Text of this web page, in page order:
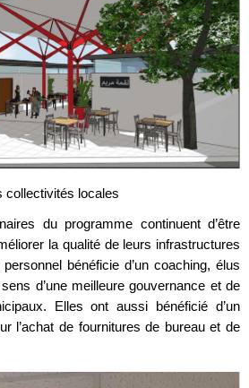
collectivités locales
du programme continuent d’être
la qualité de leurs infrastructures
bénéficie d’un coaching, élus
d’une meilleure gouvernance et de
Elles ont aussi bénéficié d’un
l’achat de fournitures de bureau et de